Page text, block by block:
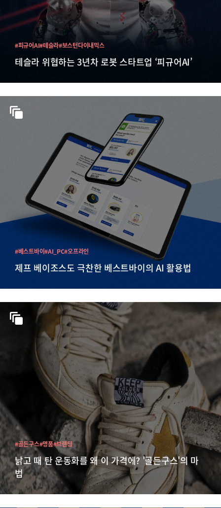
테슬라 위협하는 3년차 로봇 스타트업 ‘피규어AI’
#피규어AI#테슬라#보스턴다이내믹스
제프 베이조스도 극찬한 베스트바이의 AI 활용법
#베스트바이#AI_PC#오프라인
낡고 때 탄 운동화를 왜 이 가격에? '골든구스'의 마
법
#골든구스#명품#브랜딩